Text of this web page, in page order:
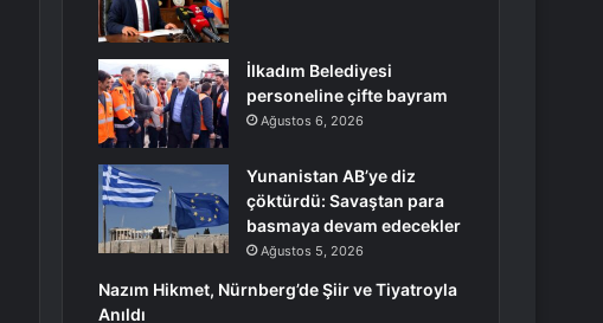
İlkadım Belediyesi
personeline çifte bayram
Ağustos 6, 2026
Yunanistan AB’ye diz
çöktürdü: Savaştan para
basmaya devam edecekler
Ağustos 5, 2026
Nazım Hikmet, Nürnberg’de Şiir ve Tiyatroyla
Anıldı